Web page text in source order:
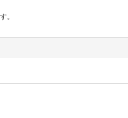
。